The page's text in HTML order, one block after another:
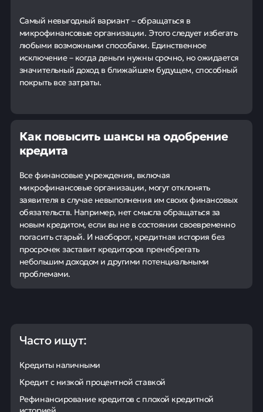
Самый невыгодный вариант – обращаться в
микрофинансовые организации. Этого следует избегать
любыми возможными способами. Единственное
исключение – когда деньги нужны срочно, но ожидается
значительный доход в ближайшем будущем, способный
покрыть все затраты.
Как повысить шансы на одобрение
кредита
Все финансовые учреждения, включая
микрофинансовые организации, могут отклонять
заявителя в случае невыполнения им своих финансовых
обязательств. Например, нет смысла обращаться за
новым кредитом, если вы не в состоянии своевременно
погасить старый. И наоборот, кредитная история без
просрочек заставит кредиторов пренебрегать
небольшим доходом и другими потенциальными
проблемами.
Часто ищут:
Кредиты наличными
Кредит с низкой процентной ставкой
Рефинансирование кредитов с плохой кредитной